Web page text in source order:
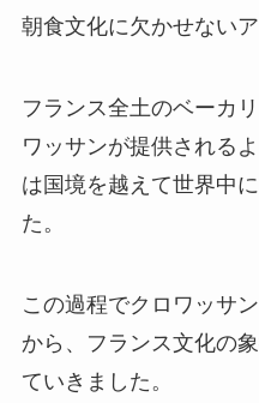
朝食文化に欠かせない
フランス全土のベーカ
ワッサンが提供される
は国境を越えて世界中
た。
この過程でクロワッサ
から、フランス文化の
ていきました。